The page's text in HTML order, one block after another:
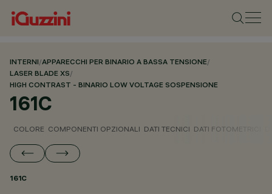
INTERNI/APPARECCHI PER BINARIO A BASSA TENSIONE/
LASER BLADE XS/
HIGH CONTRAST - BINARIO LOW VOLTAGE SOSPENSIONE
161C
COLORE COMPONENTI OPZIONALI DATI TECNICI DATI FOTOMETRICI
161C